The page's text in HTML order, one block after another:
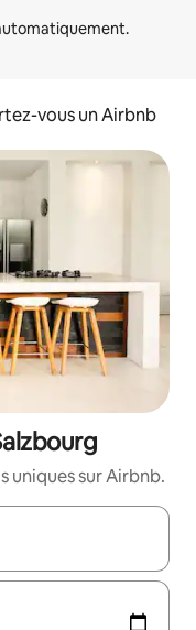
vous un Airbnb
uniques sur Airbnb.
les en utilisant